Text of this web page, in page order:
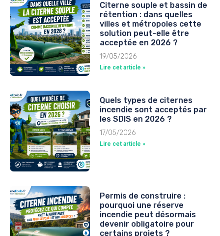
Citerne souple et bassin de
rétention : dans quelles
villes et métropoles cette
solution peut-elle être
acceptée en 2026 ?
19/05/2026
Lire cet article »
Quels types de citernes
incendie sont acceptés par
les SDIS en 2026 ?
17/05/2026
Lire cet article »
Permis de construire :
pourquoi une réserve
incendie peut désormais
devenir obligatoire pour
certains projets ?